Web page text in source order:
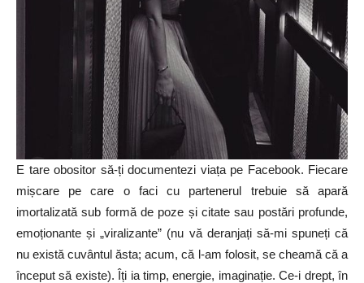
E tare obositor să-ți documentezi viața pe Facebook. Fiecare
mișcare pe care o faci cu partenerul trebuie să apară
imortalizată sub formă de poze și citate sau postări profunde,
emoționante și „viralizante” (nu vă deranjați să-mi spuneți că
nu există cuvântul ăsta; acum, că l-am folosit, se cheamă că a
început să existe). Îți ia timp, energie, imaginație. Ce-i drept, în